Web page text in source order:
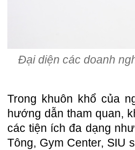
Đại diện các doanh
Trong khuôn khổ của
hướng dẫn tham quan,
các tiện ích đa dạng
Tông, Gym Center, SIU